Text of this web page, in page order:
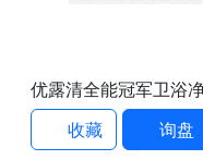
优露清全能冠军卫浴
收藏
询盘